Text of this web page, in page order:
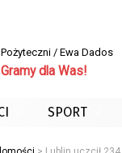
Pożyteczni / Ewa Dados
Gramy dla Was!
SPORT